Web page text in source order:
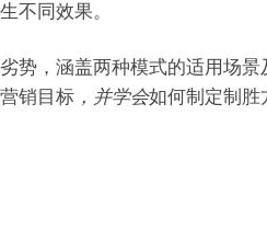
不同效果。
势，涵盖两种模式的适用场
销目标 ，并学会如何制定制胜